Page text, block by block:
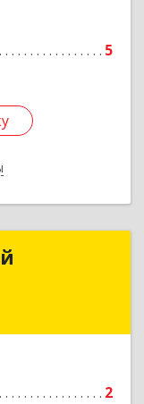
5
2
Николай
Подробнее